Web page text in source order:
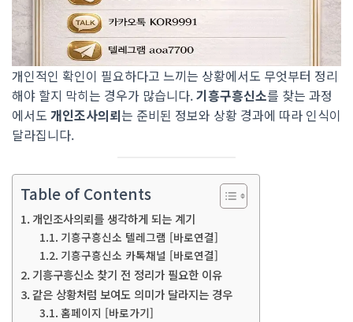
개인적인 확인이 필요하다고 느끼는 상황에서도 무엇부터 정리
해야 할지 막히는 경우가 많습니다.기흥구흥신소를 찾는 과정
에서도 개인조사의뢰는 준비된 정보와 상황 경과에 따라 인식이
달라집니다.
Table of Contents
개인조사의뢰를 생각하게 되는 계기
기흥구흥신소 텔레그램 [바로연결]
기흥구흥신소 카톡채널 [바로연결]
기흥구흥신소 찾기 전 정리가 필요한 이유
같은 상황처럼 보여도 의미가 달라지는 경우
홈페이지 [바로가기]